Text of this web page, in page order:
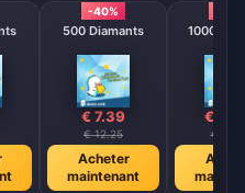
-40%
500 Diamants
€ 7.39
€ 12.25
Acheter
maintenant
1000
€
€